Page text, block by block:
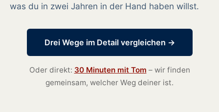
was du in zwei Jahren in der Hand haben willst.
Drei Wege im Detail vergleichen →
Oder direkt: 30 Minuten mit Tom – wir finden
gemeinsam, welcher Weg deiner ist.